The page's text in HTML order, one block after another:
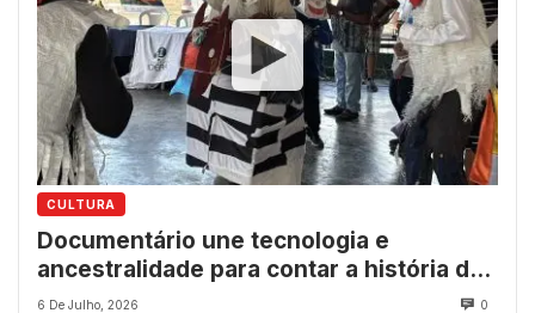
CULTURA
Documentário une tecnologia e
ancestralidade para contar a história do
Quilombo Mearim, em Quixeramobim
6 De Julho, 2026 0